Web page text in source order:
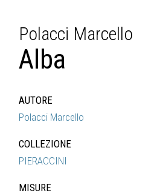
SCULTURA
STAMPA
MATRICI XILOGRAFICHE
CATARSINI
LUCARELLI
Polacci Marcello
Alba
AUTORE
Polacci Marcello
COLLEZIONE
PIERACCINI
MISURE